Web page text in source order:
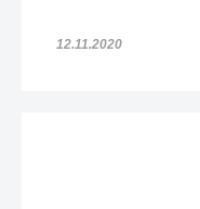
12.11.2020